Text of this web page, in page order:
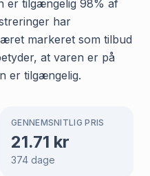
er tilgængelig 98% af
har
markeret som tilbud
at varen er på
er tilgængelig.
GENNEMSNITLIG PRIS
21.71 kr
374 dage